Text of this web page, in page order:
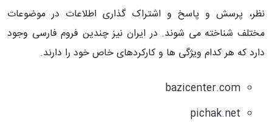
نظر، پرسش و پاسخ و اشتراک گذاری اطلاعات در موضوعات
مختلف شناخته می شوند. در ایران نیز چندین فروم فارسی وجود
دارد که هر کدام ویژگی ها و کارکردهای خاص خود را دارند.
bazicenter.com
pichak.net